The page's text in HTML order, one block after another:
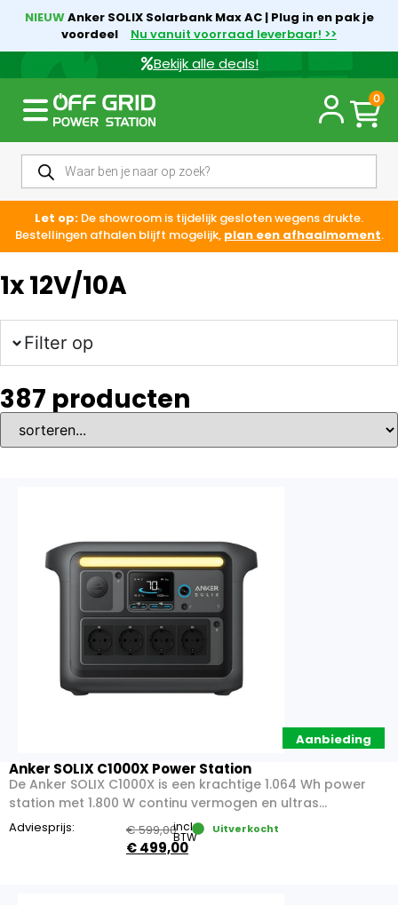
NIEUWAnker SOLIX Solarbank Max AC | Plug in en pak je
voordeel
Nu vanuit voorraad leverbaar! >>
Bekijk alle deals!
0
Let op: De showroom is tijdelijk gesloten wegens drukte.
Bestellingen afhalen blijft mogelijk, plan een afhaalmoment.
1x 12V/10A
Filter op
387 producten
Aanbieding
Anker SOLIX C1000X Power Station
De Anker SOLIX C1000X is een krachtige 1.064 Wh power
station met 1.800 W continu vermogen en ultras...
Adviesprijs: €599,00
€499,00
incl.
BTW
Uitverkocht